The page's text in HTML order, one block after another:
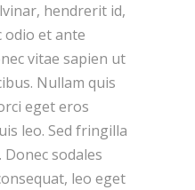
hendrerit id,
odio et ante
vitae sapien ut
Nullam quis
eget eros
leo. Sed fringilla
sodales
leo eget